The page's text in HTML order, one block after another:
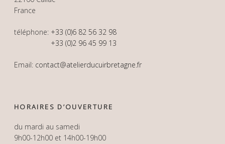
France
téléphone: +33 (0)6 82 56 32 98
+33 (0)2 96 45 99 13
Email: contact@atelierducuirbretagne.fr
HORAIRES D’OUVERTURE
du mardi au samedi
9h00-12h00 et 14h00-19h00